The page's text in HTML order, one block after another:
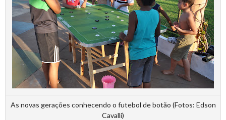
As novas gerações conhecendo o futebol de botão (Fotos: Edson
Cavalli)